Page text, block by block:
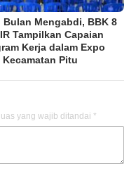
Bulan Mengabdi, BBK 8
Tampilkan Capaian
Kerja dalam Expo
Kecamatan Pitu
yang wajib ditandai *